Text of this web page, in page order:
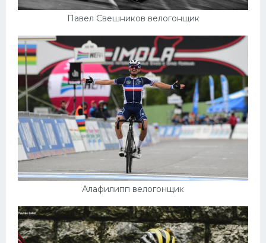
Павел Свешников велогонщик
Алафилипп велогонщик